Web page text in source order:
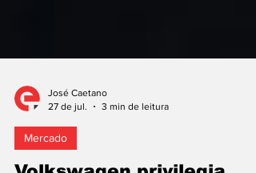
27 de jul.
Mercado